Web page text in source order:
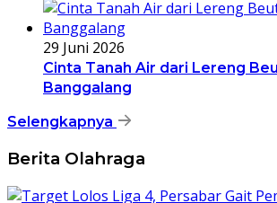
29 Juni 2026
Cinta Tanah Air dari Lereng
Banggalang
Selengkapnya
Berita Olahraga